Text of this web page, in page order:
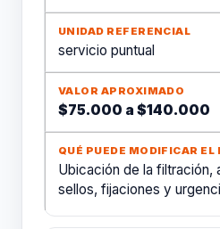
servicio puntual
$75.000 a $140.000
Ubicación de la filtración,
sellos, fijaciones y